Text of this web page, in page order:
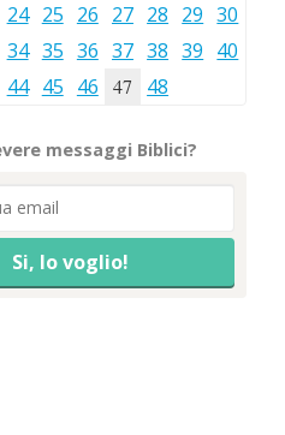
24 25 26 27 28 29 30
34 35 36 37 38 39 40
44 45 46 47 48
messaggi Biblici?